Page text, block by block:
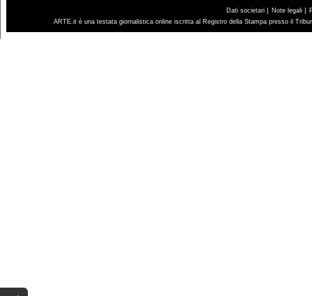
Dati societari | Note legali |
ARTE.it è una testata giornalistica online iscritta al Registro della Stampa presso il